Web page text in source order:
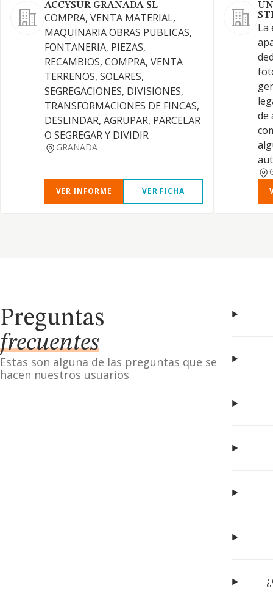
ACCYSUR GRANADA SL
COMPRA, VENTA MATERIAL,
MAQUINARIA OBRAS PUBLICAS,
FONTANERIA, PIEZAS,
RECAMBIOS, COMPRA, VENTA
TERRENOS, SOLARES,
SEGREGACIONES, DIVISIONES,
TRANSFORMACIONES DE FINCAS,
DESLINDAR, AGRUPAR, PARCELAR
O SEGREGAR Y DIVIDIR
GRANADA
VER INFORME VER FICHA
La
de
Preguntas
frecuentes
Estas son alguna de las preguntas que se
hacen nuestros usuarios